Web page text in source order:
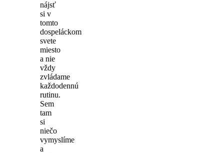
nájsť
si v
tomto
dospeláckom
svete
miesto
a nie
vždy
zvládame
každodennú
rutinu.
Sem
tam
si
niečo
vymyslíme
a